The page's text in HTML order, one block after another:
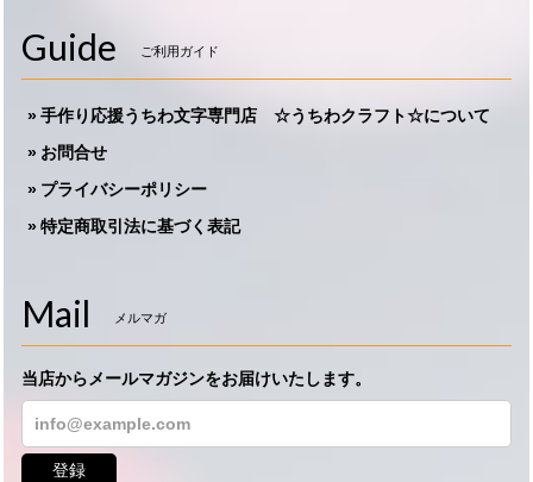
Guide ご利用ガイド
手作り応援うちわ文字専門店 ☆うちわクラフト☆について
お問合せ
プライバシーポリシー
特定商取引法に基づく表記
Mail メルマガ
当店からメールマガジンをお届けいたします。
登録